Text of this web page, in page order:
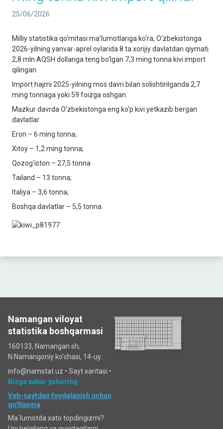
25/06/2026
Milliy statistika qo‘mitasi ma’lumotlariga ko‘ra, O‘zbekistonga
2026-yilning yanvar-aprel oylarida 8 ta xorijiy davlatdan qiymati
2,8 mln AQSH dollariga teng bo‘lgan 7,3 ming tonna kivi import
qilingan.
Import hajmi 2025-yilning mos davri bilan solishtirilganda 2,7
ming tonnaga yoki 59 foizga oshgan.
Mazkur davrda O‘zbekistonga eng ko‘p kivi yetkazib bergan
davlatlar:
Eron – 6 ming tonna;
Xitoy – 1,2 ming tonna;
Qozog‘iston – 27,5 tonna
Tailand – 13 tonna;
Italiya – 3,6 tonna;
Boshqa davlatlar – 5,5 tonna.
Namangan viloyat
statistika boshqarmasi
160133, Namangan sh,
N.Namangoniy ko'chasi, 14-uy.
info@namstat.uz • Sayt xaritasi •
Bizga xabar yuboring
Veb-saytdan foydalanish uchun
qo'llanma
Ma`lumotda xato topdingizmi?